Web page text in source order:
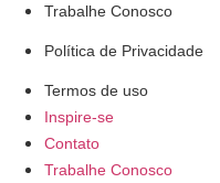
Trabalhe Conosco
Política de Privacidade
Termos de uso
Inspire-se
Contato
Trabalhe Conosco